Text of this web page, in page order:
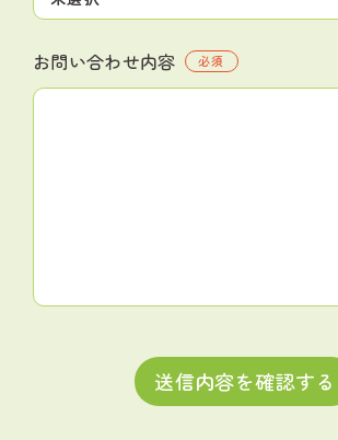
お問い合わせ内容 必須
送信内容を確認する